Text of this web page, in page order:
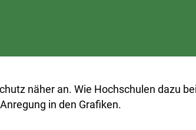
näher an. Wie Hochschulen dazu
in den Grafiken.